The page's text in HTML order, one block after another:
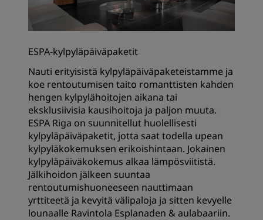
ESPA-kylpyläpäiväpaketit
Nauti erityisistä kylpyläpäiväpaketeistamme ja
koe rentoutumisen taito romanttisten kahden
hengen kylpylähoitojen aikana tai
eksklusiivisia kausihoitoja ja paljon muuta.
ESPA Riga on suunnitellut huolellisesti
kylpyläpäiväpaketit, jotta saat todella upean
kylpyläkokemuksen erikoishintaan. Jokainen
kylpyläpäiväkokemus alkaa lämpösviitistä.
Jälkihoidon jälkeen suuntaa
rentoutumishuoneeseen nauttimaan
yrttiteetä ja kevyitä välipaloja ja sitten kevyelle
lounaalle Ravintola Esplanaden & aulabaariin.